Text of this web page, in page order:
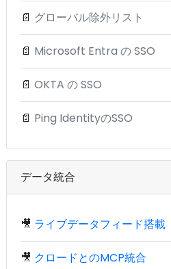
📄 グローバル除外リスト
📄 Microsoft Entra の SSO
📄 OKTA の SSO
📄 Ping IdentityのSSO
データ統合
🎥 ライブデータフィード搭載
🎥 クロードとのMCP統合